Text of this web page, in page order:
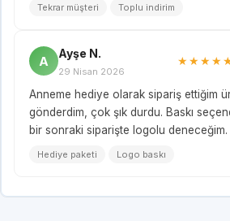
Tekrar müşteri Toplu indirim
A
Ayşe N.
29 Nisan 2026
Anneme hediye olarak sipariş ettiğim
gönderdim, çok şık durdu. Baskı
bir sonraki siparişte logolu deneceğim.
Hediye paketi Logo baskı